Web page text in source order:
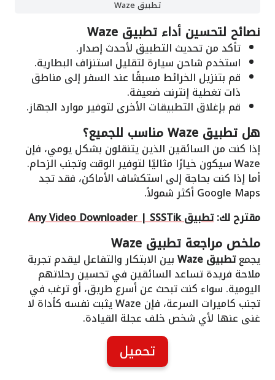
تطبيق Waze
نصائح لتحسين أداء تطبيق Waze
تأكد من تحديث التطبيق لأحدث إصدار.
استخدم شاحن سيارة لتقليل استنزاف البطارية.
قم بتنزيل الخرائط مسبقًا عند السفر إلى مناطق
ذات تغطية إنترنت ضعيفة.
قم بإغلاق التطبيقات الأخرى لتوفير موارد الجهاز.
هل تطبيق Waze مناسب للجميع؟
إذا كنت من السائقين الذين يتنقلون بشكل يومي، فإن
Waze سيكون خيارًا مثاليًا لتوفير الوقت وتجنب الزحام.
أما إذا كنت بحاجة إلى استكشاف الأماكن، فقد تجد
Google Maps أكثر شمولاً.
مقترح لك:تطبيق Any Video Downloader | SSSTik
ملخص مراجعة تطبيق Waze
يجمعتطبيق Waze بين الابتكار والتفاعل ليقدم تجربة
ملاحة فريدة تساعد السائقين في تحسين رحلاتهم
اليومية. سواء كنت تبحث عن أسرع طريق، أو ترغب في
تجنب كاميرات السرعة، فإن Waze يثبت نفسه كأداة لا
غنى عنها لأي شخص خلف عجلة القيادة.
تحميل